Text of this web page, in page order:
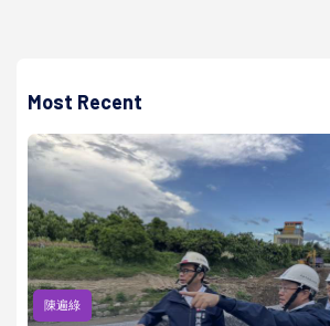
Most Recent
陳遍綠